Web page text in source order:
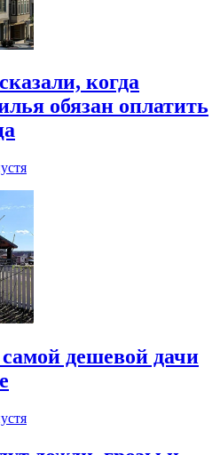
когда
обязан оплатить
дешевой дачи